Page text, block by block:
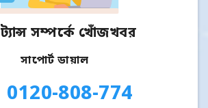
সম্পর্কে খোঁজখবর
সাপোর্ট ডায়াল
0120-808-774